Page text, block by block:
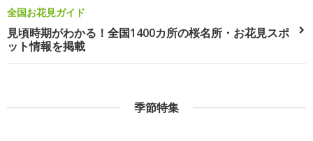
全国お花見ガイド
見頃時期がわかる！全国1400カ所の桜名所・お花見スポ
ット情報を掲載
季節特集